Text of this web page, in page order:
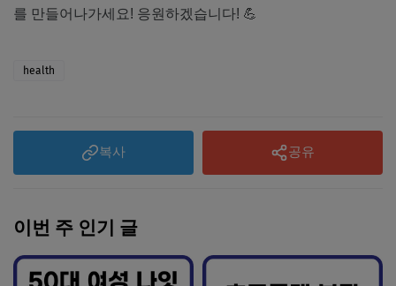
를 만들어나가세요! 응원하겠습니다! 💪
health
복사 공유
이번 주 인기 글